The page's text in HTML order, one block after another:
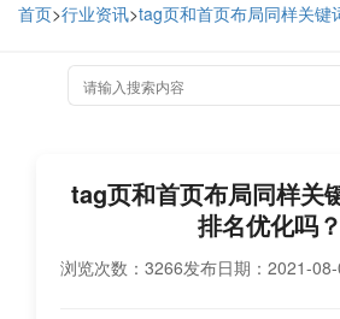
首页>行业资讯>
tag页和首页布局同样关
排名优化吗？
浏览次数：3266发布日期：2021-